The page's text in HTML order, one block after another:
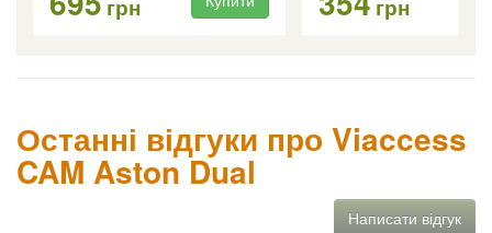
грн грн
Останні відгуки про Viaccess
CAM Aston Dual
Написати відгук